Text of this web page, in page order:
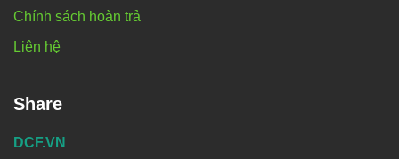
Chính sách hoàn trả
Liên hệ
Share
DCF.VN